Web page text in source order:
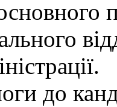
до